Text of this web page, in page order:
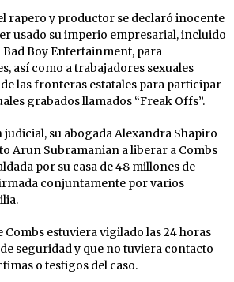
rapero y productor se declaró inocente
usado su imperio empresarial, incluido
Boy Entertainment, para
así como a trabajadores sexuales
las fronteras estatales para participar
grabados llamados “Freak Offs”.
su abogada Alexandra Shapiro
Arun Subramanian a liberar a Combs
por su casa de 48 millones de
conjuntamente por varios
Combs estuviera vigilado las 24 horas
seguridad y que no tuviera contacto
o testigos del caso.